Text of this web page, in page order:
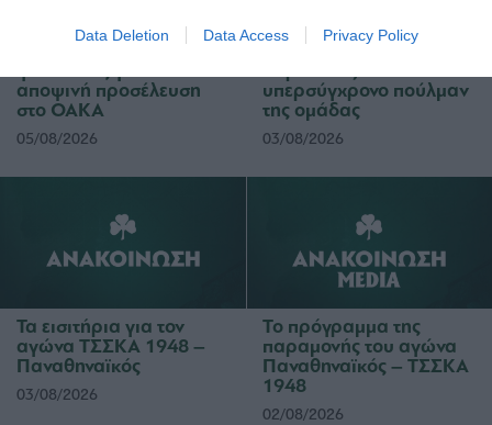
Data Deletion Data Access Privacy Policy
φιλάθλους για την
αποψινή προσέλευση
στο ΟΑΚΑ
05/08/2026
Η ΠΑΕ Παναθηναϊκός
παρουσιάζει το νέο
υπερσύγχρονο πούλμαν
της ομάδας
03/08/2026
Τα εισιτήρια για τον
αγώνα ΤΣΣΚΑ 1948 –
Παναθηναϊκός
03/08/2026
Το πρόγραμμα της
παραμονής του αγώνα
Παναθηναϊκός – ΤΣΣΚΑ
1948
02/08/2026